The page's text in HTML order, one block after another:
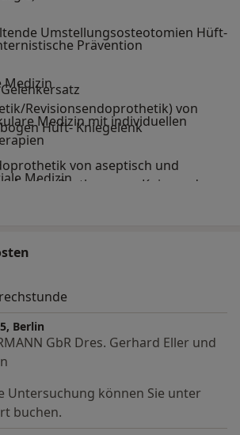
Umstellungsosteotomien Hüft-
Revisionsendoprothetik) von
Hüft- Kniegelenk
von aseptisch und
Prothesen an Knie- und
z.B. das
(„schnellender Finger“)
Handgelenk an den Fingergelenken
Prävention
Medizin
Medizin mit individuellen
Medizin
Schilddrüsen Ultraschall
Messung des vegetativen
mittels Herzratenvariabilität
Therapie des metabolischen
Möglichkeit der stationären
Berlin
GbR Dres. Gerhard Eller und
Untersuchung können Sie unter
buchen.